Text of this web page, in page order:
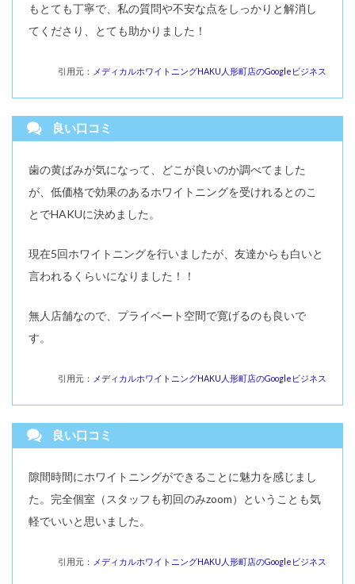
もとても丁寧で、私の質問や不安な点をしっかりと解消し
てくださり、とても助かりました！
引用元： メディカルホワイトニングHAKU人形町店のGoogleビジネス
良い口コミ
歯の黄ばみが気になって、どこが良いのか調べてました
が、低価格で効果のあるホワイトニングを受けれるとのこ
とでHAKUに決めました。
現在5回ホワイトニングを行いましたが、友達からも白いと
言われるくらいになりました！！
無人店舗なので、プライベート空間で寛げるのも良いで
す。
引用元： メディカルホワイトニングHAKU人形町店のGoogleビジネス
良い口コミ
隙間時間にホワイトニングができることに魅力を感じまし
た。完全個室（スタッフも初回のみzoom）ということも気
軽でいいと思いました。
引用元： メディカルホワイトニングHAKU人形町店のGoogleビジネス